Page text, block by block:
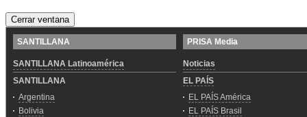
Cerrar ventana